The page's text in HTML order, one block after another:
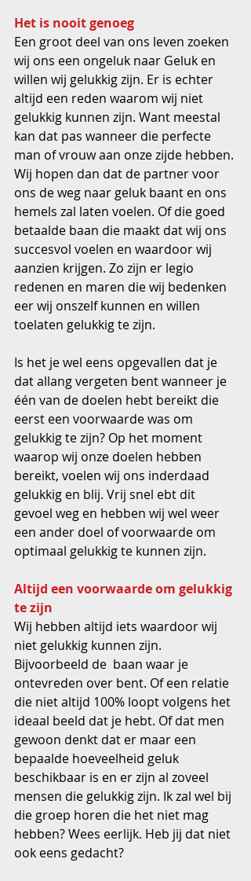
Het is nooit genoeg
Een groot deel van ons leven zoeken
wij ons een ongeluk naar Geluk en
willen wij gelukkig zijn. Er is echter
altijd een reden waarom wij niet
gelukkig kunnen zijn. Want meestal
kan dat pas wanneer die perfecte
man of vrouw aan onze zijde hebben.
Wij hopen dan dat de partner voor
ons de weg naar geluk baant en ons
hemels zal laten voelen. Of die goed
betaalde baan die maakt dat wij ons
succesvol voelen en waardoor wij
aanzien krijgen. Zo zijn er legio
redenen en maren die wij bedenken
eer wij onszelf kunnen en willen
toelaten gelukkig te zijn.
Is het je wel eens opgevallen dat je
dat allang vergeten bent wanneer je
één van de doelen hebt bereikt die
eerst een voorwaarde was om
gelukkig te zijn? Op het moment
waarop wij onze doelen hebben
bereikt, voelen wij ons inderdaad
gelukkig en blij. Vrij snel ebt dit
gevoel weg en hebben wij wel weer
een ander doel of voorwaarde om
optimaal gelukkig te kunnen zijn.
Altijd een voorwaarde om gelukkig
te zijn
Wij hebben altijd iets waardoor wij
niet gelukkig kunnen zijn.
Bijvoorbeeld de  baan waar je
ontevreden over bent. Of een relatie
die niet altijd 100% loopt volgens het
ideaal beeld dat je hebt. Of dat men
gewoon denkt dat er maar een
bepaalde hoeveelheid geluk
beschikbaar is en er zijn al zoveel
mensen die gelukkig zijn. Ik zal wel bij
die groep horen die het niet mag
hebben? Wees eerlijk. Heb jij dat niet
ook eens gedacht?